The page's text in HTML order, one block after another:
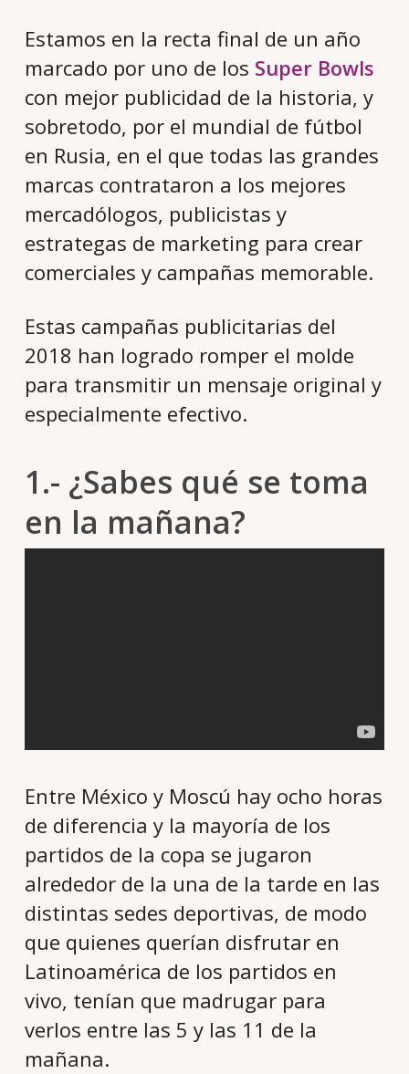
Estamos en la recta final de un año
marcado por uno de los Super Bowls
con mejor publicidad de la historia, y
sobretodo, por el mundial de fútbol
en Rusia, en el que todas las grandes
marcas contrataron a los mejores
mercadólogos, publicistas y
estrategas de marketing para crear
comerciales y campañas memorable.
Estas campañas publicitarias del
2018 han logrado romper el molde
para transmitir un mensaje original y
especialmente efectivo.
1.- ¿Sabes qué se toma
en la mañana?
Entre México y Moscú hay ocho horas
de diferencia y la mayoría de los
partidos de la copa se jugaron
alrededor de la una de la tarde en las
distintas sedes deportivas, de modo
que quienes querían disfrutar en
Latinoamérica de los partidos en
vivo, tenían que madrugar para
verlos entre las 5 y las 11 de la
mañana.